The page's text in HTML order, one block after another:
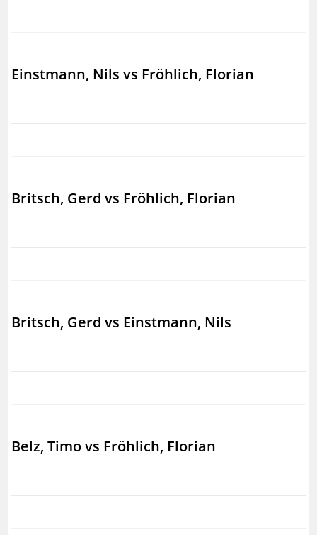
Einstmann, Nils vs Fröhlich, Florian
Britsch, Gerd vs Fröhlich, Florian
Britsch, Gerd vs Einstmann, Nils
Belz, Timo vs Fröhlich, Florian